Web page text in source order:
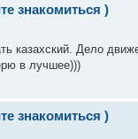
знакомиться )
казахский. Дело
в лучшее)))
знакомиться )